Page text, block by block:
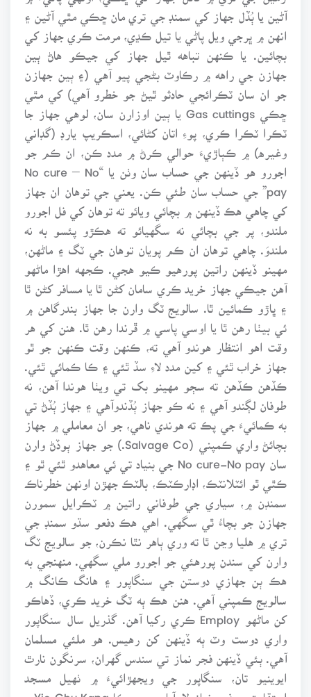
آڻين يا ٻُڏل جهاز کي سمنڊ جي تري مان ڇڪي مٿي آڻين ۽
انهن ۾ ڀرجي ويل پاڻي يا تيل ڪڍي، مرمت ڪري جهاز کي
بچائين. يا ڪنهن تباهه ٿيل جهاز کي جيڪو هاڻ ٻين
جهازن جي راهه ۾ رڪاوٽ بڻجي پيو آهي (۽ ٻين جهازن
جو ان سان ٽڪرائجي حادثو ٿيڻ جو خطرو آهي) کي مٿي
ڇڪي Gas cuttings يا ٻين اوزارن سان، لوهي جهاز جا
ٽڪرا ٽڪرا ڪري، پوءِ اتان کڻائي، اسڪريپ يارڊ (گڊاني
وغيره) ۾ ڪٻاڙيءَ حوالي ڪرڻ ۾ مدد ڪن، ان ڪم جو
اجورو هو ڏينهن جي حساب سان وٺن يا “No cure – No
pay” جي حساب سان طئي ڪن. يعني جي توهان ان جهاز
کي چاهي هڪ ڏينهن ۾ بچائي ويائو ته توهان کي فل اجورو
ملندو، پر جي بچائي نه سگهيائو ته هڪڙو پئسو به نه
ملندوَ. چاهي توهان ان ڪم پويان توهان جي ٽگ ۽ ماڻهن،
مهينو ڏينهن راتين پورهيو ڪيو هجي. ڪجهه اهڙا ماڻهو
آهن جيڪي جهاز خريد ڪري سامان کڻن ٿا يا مسافر کڻن ٿا
۽ ڀاڙو ڪمائين ٿا. سالويج ٽگ وارن جا جهاز بندرگاهن ۾
ئي بيٺا رهن ٿا يا اوسي پاسي ۾ ڦرندا رهن ٿا. هنن کي هر
وقت اهو انتظار هوندو آهي ته، ڪنهن وقت ڪنهن جو ٿو
جهاز خراب ٿئي ۽ کين مدد لاءِ سڏ ٿئي ۽ ڪا ڪمائي ٿئي.
ڪڏهن ڪڏهن ته سڄو مهينو بک تي ويٺا هوندا آهن، نه
طوفان لڳندو آهي ۽ نه ڪو جهاز ٻُڏندوآهي ۽ جهاز ٻُڏڻ تي
به ڪمائيءَ جي پڪ ته هوندي ناهي، جو ان معاملي ۾ جهاز
بچائڻ واري ڪمپني (Salvage Co.) جو جهاز ٻوڏڻ وارن
سان No cure-No pay جي بنياد تي ئي معاهدو ٿئي ٿو ۽
ڪٿي ٿو ائٽلانٽڪ، اڊارڪٽڪ، بالٽڪ جهڙن اونهن خطرناڪ
سمنڊن ۾، سياري جي طوفاني راتين ۾ ٽڪرايل سمورن
جهازن جو بچاءُ ٿي سگهي. اهي هڪ دفعو سڌو سمنڊ جي
تري ۾ هليا وڃن ٿا ته وري ٻاهر نٿا نڪرن، جو سالويج ٽگ
وارن کي سندن پورهئي جو اجورو ملي سگهي. منهنجي به
هڪ ٻن جهازي دوستن جي سنگاپور ۽ هانگ ڪانگ ۾
سالويج ڪمپني آهي. هنن هڪ ٻه ٽگ خريد ڪري، ڏهاڪو
کن ماڻهو Employ ڪري رکيا آهن. گذريل سال سنگاپور
واري دوست وٽ ٻه ڏينهن کن رهيس. هو ملئي مسلمان
آهي. ٻئي ڏينهن فجر نماز تي سندس گهران، سرنگون نارٿ
ايوينيو تان، سنگاپور جي ويجهڙائيءَ ۾ ٺهيل مسجد
استقامت ۾ فجر نماز لاءِ آياسين، جيڪا Yio Chu Kang ۽